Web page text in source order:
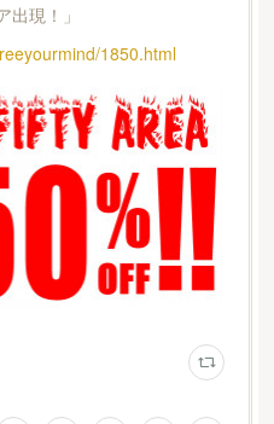
出現！」
1850.html